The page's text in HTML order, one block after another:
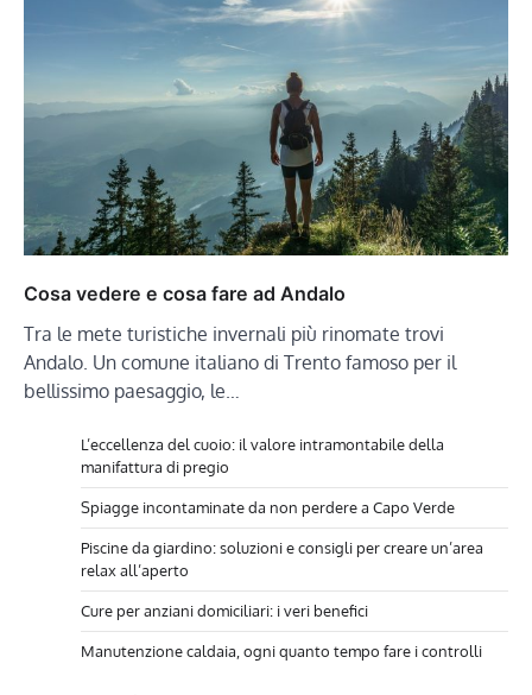
Cosa vedere e cosa fare ad Andalo
Tra le mete turistiche invernali più rinomate trovi
Andalo. Un comune italiano di Trento famoso per il
bellissimo paesaggio, le…
L’eccellenza del cuoio: il valore intramontabile della
manifattura di pregio
Spiagge incontaminate da non perdere a Capo Verde
Piscine da giardino: soluzioni e consigli per creare un’area
relax all’aperto
Cure per anziani domiciliari: i veri benefici
Manutenzione caldaia, ogni quanto tempo fare i controlli